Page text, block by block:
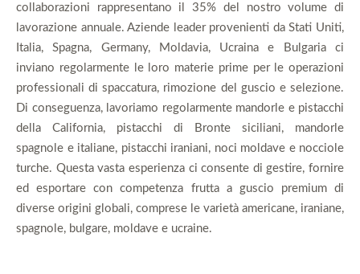
collaborazioni rappresentano il 35% del nostro volume di
lavorazione annuale. Aziende leader provenienti da Stati Uniti,
Italia, Spagna, Germany, Moldavia, Ucraina e Bulgaria ci
inviano regolarmente le loro materie prime per le operazioni
professionali di spaccatura, rimozione del guscio e selezione.
Di conseguenza, lavoriamo regolarmente mandorle e pistacchi
della California, pistacchi di Bronte siciliani, mandorle
spagnole e italiane, pistacchi iraniani, noci moldave e nocciole
turche. Questa vasta esperienza ci consente di gestire, fornire
ed esportare con competenza frutta a guscio premium di
diverse origini globali, comprese le varietà americane, iraniane,
spagnole, bulgare, moldave e ucraine.